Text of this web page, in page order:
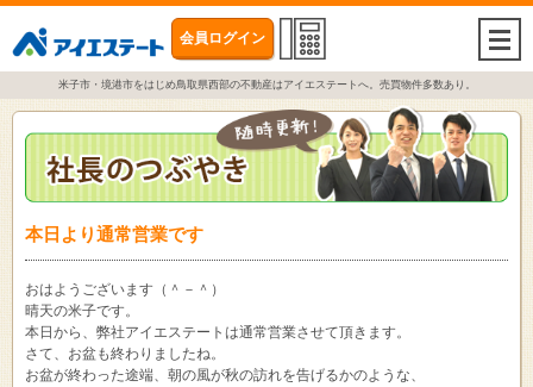
会員ログイン
米子市・境港市をはじめ鳥取県西部の不動産はアイエステートへ。売買物件多数あり。
本日より通常営業です
おはようございます（＾－＾）
晴天の米子です。
本日から、弊社アイエステートは通常営業させて頂きます。
さて、お盆も終わりましたね。
お盆が終わった途端、朝の風が秋の訪れを告げるかのような、